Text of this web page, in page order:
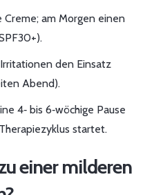
am Morgen einen
den Einsatz
Abend).
4‑ bis 6‑wöchige Pause
startet.
einer milderen